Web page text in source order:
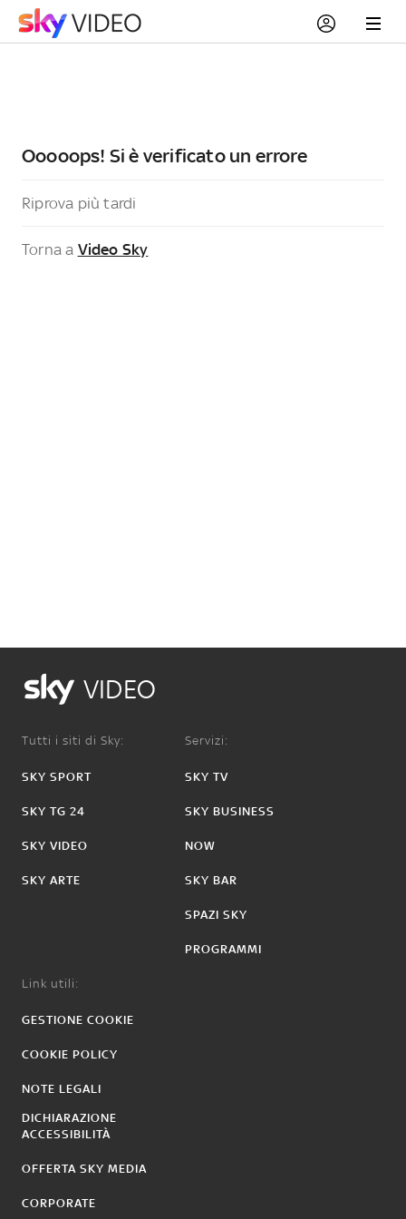
Ooooops! Si è verificato un errore
Riprova più tardi
Torna a Video Sky
VIDEO
Tutti i siti di Sky:
SKY SPORT
SKY TG 24
SKY VIDEO
SKY ARTE
Servizi:
SKY TV
SKY BUSINESS
NOW
SKY BAR
SPAZI SKY
PROGRAMMI
Link utili:
GESTIONE COOKIE
COOKIE POLICY
NOTE LEGALI
DICHIARAZIONE
ACCESSIBILITÀ
OFFERTA SKY MEDIA
CORPORATE